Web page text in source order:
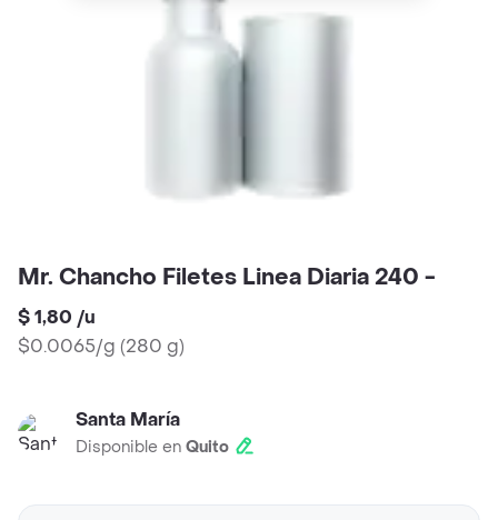
Mr. Chancho Filetes Linea Diaria 240 -
$ 1,80 /u
$0.0065/g (280 g)
Santa María
Disponible en Quito